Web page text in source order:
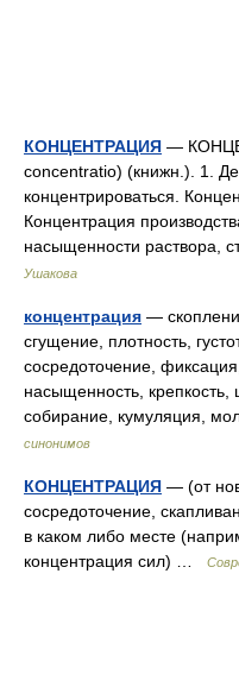
КОНЦЕНТРАЦИЯ —
concentratio) (книжн.). 1.
концентрироваться.
Концентрация
насыщенности раствора,
Ушакова
концентрация —
сгущение, плотность,
сосредоточение,
насыщенность, крепкость,
собирание, кумуляция,
синонимов
КОНЦЕНТРАЦИЯ — (от
сосредоточение,
в каком либо месте
концентрация сил) …